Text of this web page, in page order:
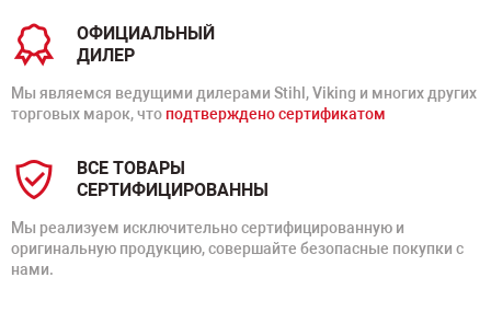
ОФИЦИАЛЬНЫЙ
ДИЛЕР
Мы являемся ведущими дилерами Stihl, Viking и многих других
торговых марок, что подтверждено сертификатом
ВСЕ ТОВАРЫ
СЕРТИФИЦИРОВАННЫ
Мы реализуем исключительно сертифицированную и
оригинальную продукцию, совершайте безопасные покупки с
нами.